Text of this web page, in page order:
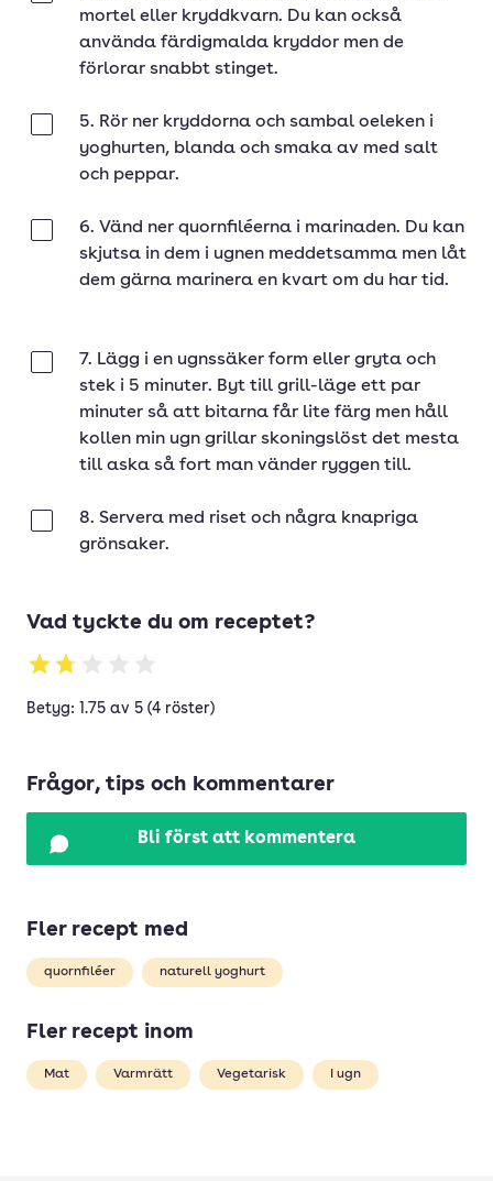
mortel eller kryddkvarn. Du kan också
använda färdigmalda kryddor men de
förlorar snabbt stinget.
5. Rör ner kryddorna och sambal oeleken i
yoghurten, blanda och smaka av med salt
och peppar.
6. Vänd ner quornfiléerna i marinaden. Du kan
skjutsa in dem i ugnen meddetsamma men låt
dem gärna marinera en kvart om du har tid.
7. Lägg i en ugnssäker form eller gryta och
stek i 5 minuter. Byt till grill-läge ett par
minuter så att bitarna får lite färg men håll
kollen min ugn grillar skoningslöst det mesta
till aska så fort man vänder ryggen till.
8. Servera med riset och några knapriga
grönsaker.
Vad tyckte du om receptet?
Betyg: 1.75 av 5 (4 röster)
Frågor, tips och kommentarer
Bli först att kommentera
Fler recept med
quornfiléer naturell yoghurt
Fler recept inom
Mat Varmrätt Vegetarisk I ugn